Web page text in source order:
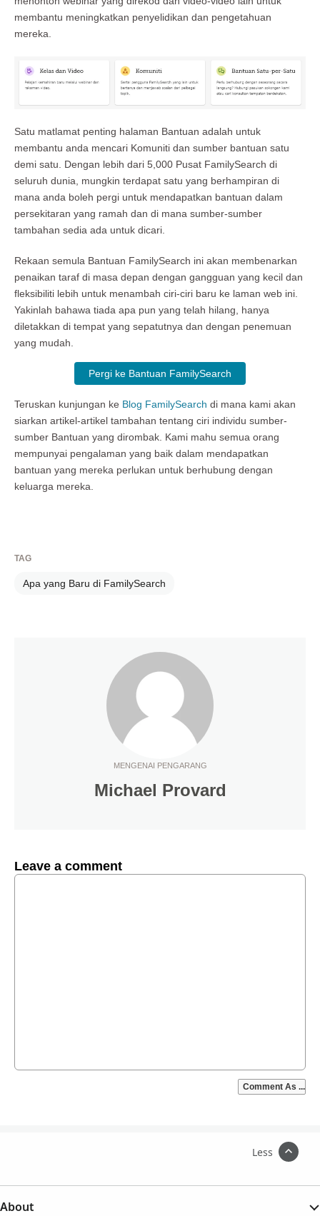
membantu meningkatkan penyelidikan dan pengetahuan
mereka.
Satu matlamat penting halaman Bantuan adalah untuk
membantu anda mencari Komuniti dan sumber bantuan satu
demi satu. Dengan lebih dari 5,000 Pusat FamilySearch di
seluruh dunia, mungkin terdapat satu yang berhampiran di
mana anda boleh pergi untuk mendapatkan bantuan dalam
persekitaran yang ramah dan di mana sumber-sumber
tambahan sedia ada untuk dicari.
Rekaan semula Bantuan FamilySearch ini akan membenarkan
penaikan taraf di masa depan dengan gangguan yang kecil dan
fleksibiliti lebih untuk menambah ciri-ciri baru ke laman web ini.
Yakinlah bahawa tiada apa pun yang telah hilang, hanya
diletakkan di tempat yang sepatutnya dan dengan penemuan
yang mudah.
Pergi ke Bantuan FamilySearch
Teruskan kunjungan ke Blog FamilySearch di mana kami akan
siarkan artikel-artikel tambahan tentang ciri individu sumber-
sumber Bantuan yang dirombak. Kami mahu semua orang
mempunyai pengalaman yang baik dalam mendapatkan
bantuan yang mereka perlukan untuk berhubung dengan
keluarga mereka.
TAG
Apa yang Baru di FamilySearch
MENGENAI PENGARANG
Michael Provard